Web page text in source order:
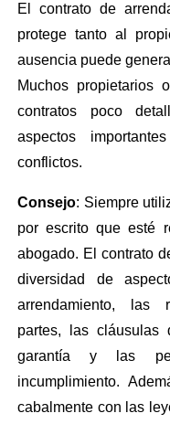
El contrato de
protege tanto al
ausencia puede
Muchos propietarios
contratos poco
aspectos
conflictos.
Consejo: Siempre
por escrito que esté
abogado. El contrato
diversidad de
arrendamiento, las
partes, las cláusulas
garantía y las
incumplimiento.
cabalmente con las